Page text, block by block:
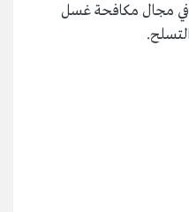
في مجال مكافحة غسل